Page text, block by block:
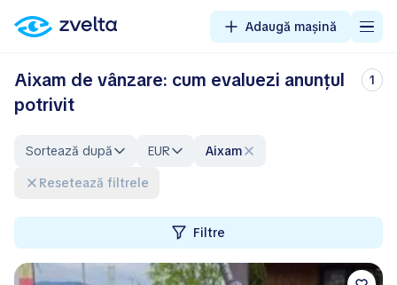
Adaugă mașină
Aixam de vânzare: cum evaluezi anunțul
potrivit
1
Sortează după EUR
Aixam
Resetează filtrele
Filtre